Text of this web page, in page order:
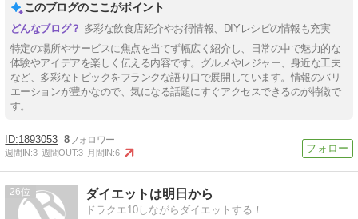
このブログのここがポイント
多彩な飲食店紹介やお得情報、DIYレシピの情報も充実
特定の場所やサービスに焦点を当てず幅広く紹介し、日常の中で魅力的な
体験やアイデアを楽しく伝える内容です。グルメやレジャー、身近な工夫
など、多彩なトピックをフランクな語り口で展開しています。情報のバリ
エーションが豊かなので、気になる話題にすぐアクセスできるのが特徴で
す。
1893053 8
週間IN:3 週間OUT:3 月間IN:6
26 ダイエットは明日から
ドラクエ10しながらダイエットする！